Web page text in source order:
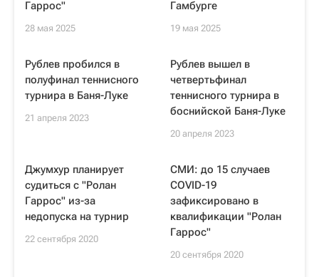
Гаррос"
28 мая 2025
Гамбурге
19 мая 2025
Рублев пробился в
полуфинал теннисного
турнира в Баня-Луке
21 апреля 2023
Рублев вышел в
четвертьфинал
теннисного турнира в
боснийской Баня-Луке
20 апреля 2023
Джумхур планирует
судиться с "Ролан
Гаррос" из-за
недопуска на турнир
22 сентября 2020
СМИ: до 15 случаев
COVID-19
зафиксировано в
квалификации "Ролан
Гаррос"
20 сентября 2020